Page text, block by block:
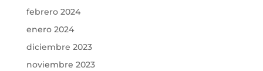
febrero 2024
enero 2024
diciembre 2023
noviembre 2023